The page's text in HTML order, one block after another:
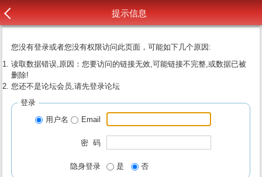
提示信息
您没有登录或者您没有权限访问此页面，可能如下几个原因:
读取数据错误,原因：您要访问的链接无效,可能链接不完整,或数据已被
删除!
您还不是论坛会员,请先登录论坛
登录
用户名
Email
密 码
隐身登录 是 否